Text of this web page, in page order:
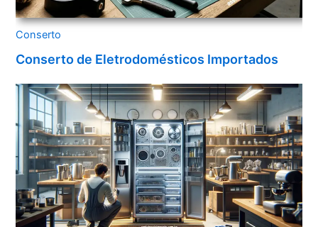
Conserto
Conserto de Eletrodomésticos Importados